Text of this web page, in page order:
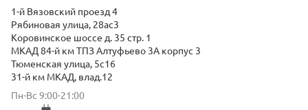
1-й Вязовский проезд 4
Рябиновая улица, 28ас3
Коровинское шоссе д. 35 стр. 1
МКАД 84-й км ТПЗ Алтуфьево 3А корпус 3
Тюменская улица, 5с16
31-й км МКАД, влад.12
Пн-Вс 9:00-21:00